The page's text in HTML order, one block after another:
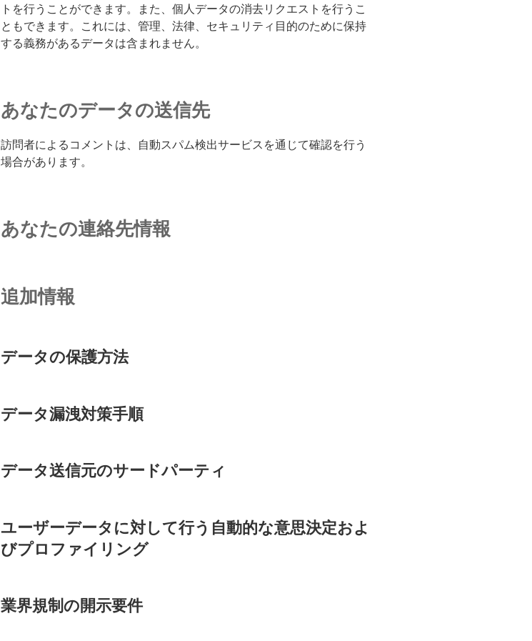
トを行うことができます。また、個人データの消去リクエストを行うこ
ともできます。これには、管理、法律、セキュリティ目的のために保持
する義務があるデータは含まれません。
あなたのデータの送信先
訪問者によるコメントは、自動スパム検出サービスを通じて確認を行う
場合があります。
あなたの連絡先情報
追加情報
データの保護方法
データ漏洩対策手順
データ送信元のサードパーティ
ユーザーデータに対して行う自動的な意思決定およ
びプロファイリング
業界規制の開示要件